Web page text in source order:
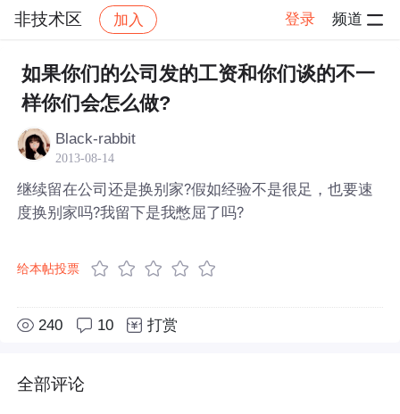
非技术区 加入 登录 频道
社区 非技术区 帖子详情
如果你们的公司发的工资和你们谈的不一
样你们会怎么做?
Black-rabbit
2013-08-14
继续留在公司还是换别家?假如经验不是很足，也要速
度换别家吗?我留下是我憋屈了吗?
给本帖投票
240 10 打赏
全部评论